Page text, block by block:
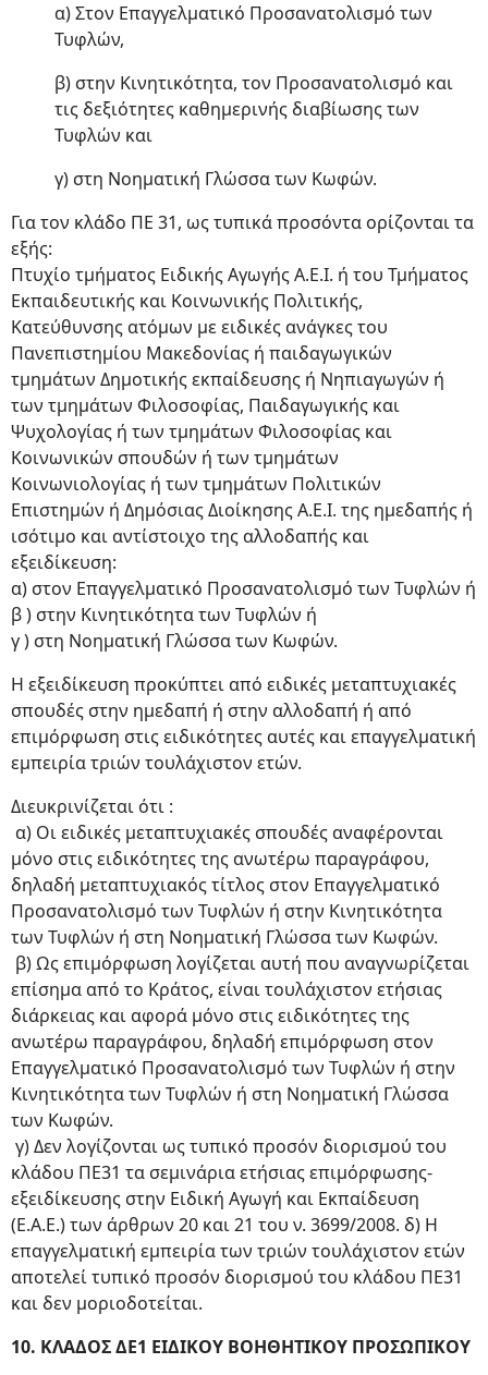
α) Στον Επαγγελματικό Προσανατολισμό των
Τυφλών,
β) στην Κινητικότητα, τον Προσανατολισμό και
τις δεξιότητες καθημερινής διαβίωσης των
Τυφλών και
γ) στη Νοηματική Γλώσσα των Κωφών.
Για τον κλάδο ΠΕ 31, ως τυπικά προσόντα ορίζονται τα
εξής:
Πτυχίο τμήματος Ειδικής Αγωγής Α.Ε.Ι. ή του Τμήματος
Εκπαιδευτικής και Κοινωνικής Πολιτικής,
Κατεύθυνσης ατόμων με ειδικές ανάγκες του
Πανεπιστημίου Μακεδονίας ή παιδαγωγικών
τμημάτων Δημοτικής εκπαίδευσης ή Νηπιαγωγών ή
των τμημάτων Φιλοσοφίας, Παιδαγωγικής και
Ψυχολογίας ή των τμημάτων Φιλοσοφίας και
Κοινωνικών σπουδών ή των τμημάτων
Κοινωνιολογίας ή των τμημάτων Πολιτικών
Επιστημών ή Δημόσιας Διοίκησης Α.Ε.Ι. της ημεδαπής ή
ισότιμο και αντίστοιχο της αλλοδαπής και
εξειδίκευση:
α) στον Επαγγελματικό Προσανατολισμό των Τυφλών ή
β ) στην Κινητικότητα των Τυφλών ή
γ ) στη Νοηματική Γλώσσα των Κωφών.
Η εξειδίκευση προκύπτει από ειδικές μεταπτυχιακές
σπουδές στην ημεδαπή ή στην αλλοδαπή ή από
επιμόρφωση στις ειδικότητες αυτές και επαγγελματική
εμπειρία τριών τουλάχιστον ετών.
Διευκρινίζεται ότι :
α) Οι ειδικές μεταπτυχιακές σπουδές αναφέρονται
μόνο στις ειδικότητες της ανωτέρω παραγράφου,
δηλαδή μεταπτυχιακός τίτλος στον Επαγγελματικό
Προσανατολισμό των Τυφλών ή στην Κινητικότητα
των Τυφλών ή στη Νοηματική Γλώσσα των Κωφών.
β) Ως επιμόρφωση λογίζεται αυτή που αναγνωρίζεται
επίσημα από το Κράτος, είναι τουλάχιστον ετήσιας
διάρκειας και αφορά μόνο στις ειδικότητες της
ανωτέρω παραγράφου, δηλαδή επιμόρφωση στον
Επαγγελματικό Προσανατολισμό των Τυφλών ή στην
Κινητικότητα των Τυφλών ή στη Νοηματική Γλώσσα
των Κωφών.
γ) Δεν λογίζονται ως τυπικό προσόν διορισμού του
κλάδου ΠΕ31 τα σεμινάρια ετήσιας επιμόρφωσης-
εξειδίκευσης στην Ειδική Αγωγή και Εκπαίδευση
(Ε.Α.Ε.) των άρθρων 20 και 21 του ν. 3699/2008. δ) Η
επαγγελματική εμπειρία των τριών τουλάχιστον ετών
αποτελεί τυπικό προσόν διορισμού του κλάδου ΠΕ31
και δεν μοριοδοτείται.
10. ΚΛΑΔΟΣ ΔΕ1 ΕΙΔΙΚΟΥ ΒΟΗΘΗΤΙΚΟΥ ΠΡΟΣΩΠΙΚΟΥ